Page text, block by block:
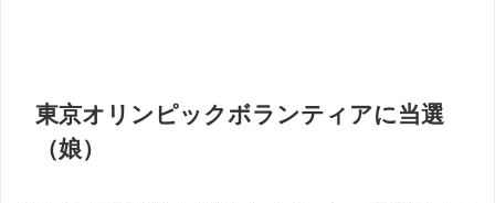
東京オリンピックボランティアに当選
（娘）